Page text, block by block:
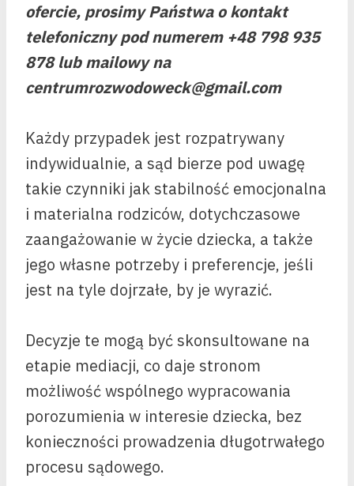
ofercie, prosimy Państwa o kontakt
telefoniczny pod numerem +48 798 935
878 lub mailowy na
centrumrozwodoweck@gmail.com
Każdy przypadek jest rozpatrywany
indywidualnie, a sąd bierze pod uwagę
takie czynniki jak stabilność emocjonalna
i materialna rodziców, dotychczasowe
zaangażowanie w życie dziecka, a także
jego własne potrzeby i preferencje, jeśli
jest na tyle dojrzałe, by je wyrazić.
Decyzje te mogą być skonsultowane na
etapie mediacji, co daje stronom
możliwość wspólnego wypracowania
porozumienia w interesie dziecka, bez
konieczności prowadzenia długotrwałego
procesu sądowego.